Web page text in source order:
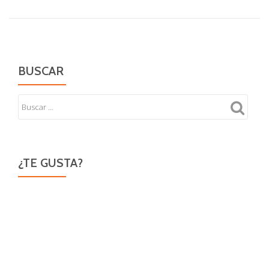
BUSCAR
¿TE GUSTA?